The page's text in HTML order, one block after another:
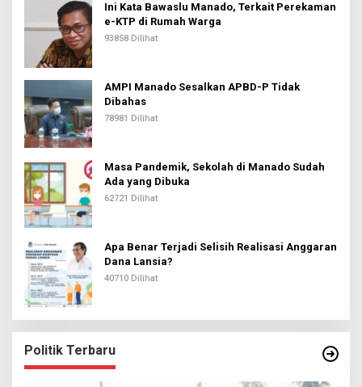
Ini Kata Bawaslu Manado, Terkait Perekaman
e-KTP di Rumah Warga
93858 Dilihat
AMPI Manado Sesalkan APBD-P Tidak
Dibahas
78981 Dilihat
Masa Pandemik, Sekolah di Manado Sudah
Ada yang Dibuka
62721 Dilihat
Apa Benar Terjadi Selisih Realisasi Anggaran
Dana Lansia?
40710 Dilihat
Politik Terbaru